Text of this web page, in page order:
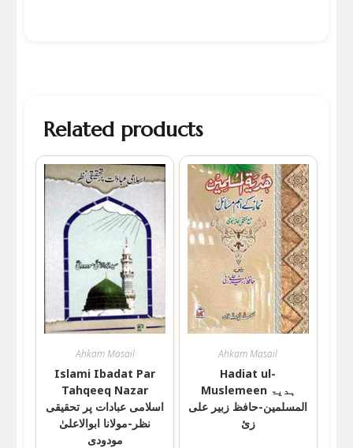
Related products
Ahkam Masail
Islami Ibadat Par
Tahqeeq Nazar
اسلامی عبادات پر تحقیقی
نظر-مولانا ابوالاعلیٰ
مودودی
Ahkam Masail
Hadiat ul-
Muslemeen ہدیۃ
المسلمین-حافظ زبیر علی
زئ